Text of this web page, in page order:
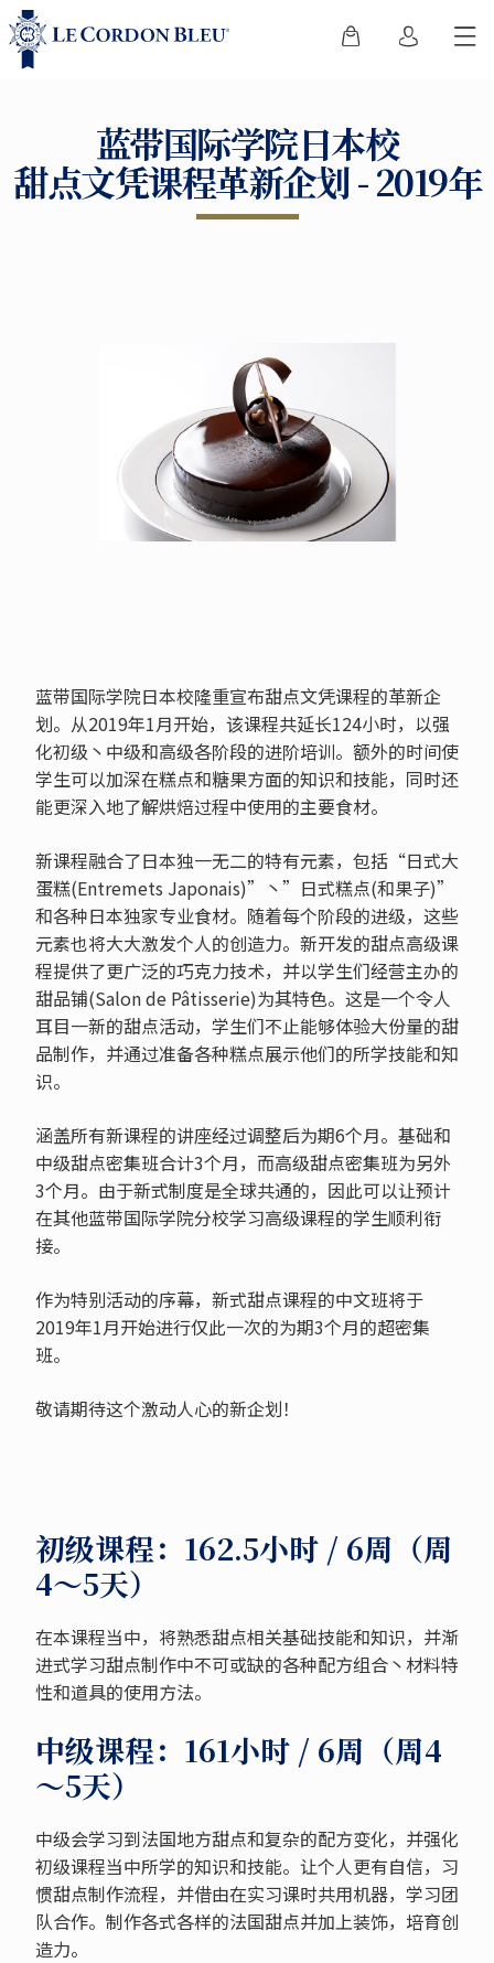
蓝带国际学院日本校
甜点文凭课程革新企划 - 2019年
蓝带国际学院日本校隆重宣布甜点文凭课程的革新企
划。从2019年1月开始，该课程共延长124小时，以强
化初级丶中级和高级各阶段的进阶培训。额外的时间使
学生可以加深在糕点和糖果方面的知识和技能，同时还
能更深入地了解烘焙过程中使用的主要食材。
新课程融合了日本独一无二的特有元素，包括“日式大
蛋糕(Entremets Japonais)”丶”日式糕点(和果子)”
和各种日本独家专业食材。随着每个阶段的进级，这些
元素也将大大激发个人的创造力。新开发的甜点高级课
程提供了更广泛的巧克力技术，并以学生们经营主办的
甜品铺(Salon de Pâtisserie)为其特色。这是一个令人
耳目一新的甜点活动，学生们不止能够体验大份量的甜
品制作，并通过准备各种糕点展示他们的所学技能和知
识。
涵盖所有新课程的讲座经过调整后为期6个月。基础和
中级甜点密集班合计3个月，而高级甜点密集班为另外
3个月。由于新式制度是全球共通的，因此可以让预计
在其他蓝带国际学院分校学习高级课程的学生顺利衔
接。
作为特别活动的序幕，新式甜点课程的中文班将于
2019年1月开始进行仅此一次的为期3个月的超密集
班。
敬请期待这个激动人心的新企划！
初级课程：162.5小时 / 6周（周
4～5天）
在本课程当中，将熟悉甜点相关基础技能和知识，并渐
进式学习甜点制作中不可或缺的各种配方组合丶材料特
性和道具的使用方法。
中级课程：161小时 / 6周（周4
～5天）
中级会学习到法国地方甜点和复杂的配方变化，并强化
初级课程当中所学的知识和技能。让个人更有自信，习
惯甜点制作流程，并借由在实习课时共用机器，学习团
队合作。制作各式各样的法国甜点并加上装饰，培育创
造力。